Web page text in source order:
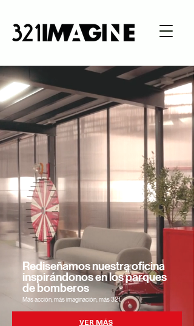
Rediseñamos nuestra oficina
inspirándonos en los parques
de bomberos
Más acción, más imaginación, más 321.
VER MÁS